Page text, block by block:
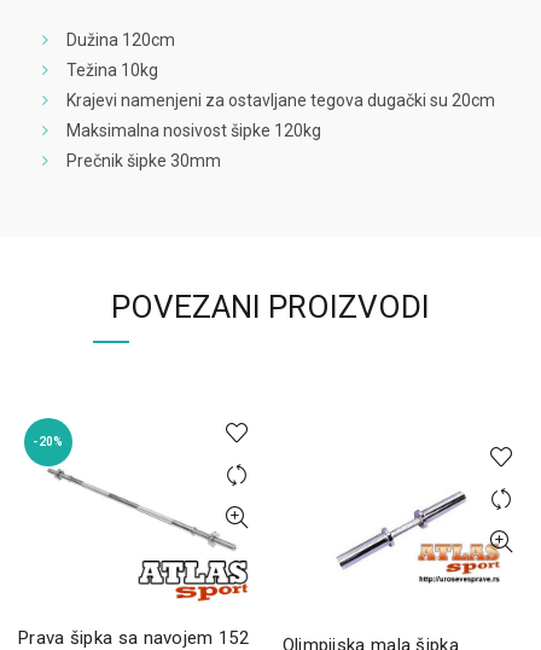
Dužina 120cm
Težina 10kg
Krajevi namenjeni za ostavljane tegova dugački su 20cm
Maksimalna nosivost šipke 120kg
Prečnik šipke 30mm
POVEZANI PROIZVODI
-20%
Prava šipka sa navojem 152
Olimpijska mala šipka